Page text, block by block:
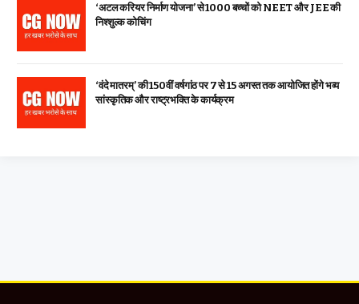
‘अटल करियर निर्माण योजना’ से 1000 बच्चों को NEET और JEE की
निश्शुल्क कोचिंग
‘वंदे मातरम्’ की 150वीं वर्षगांठ पर 7 से 15 अगस्त तक आयोजित होंगे भव्य
सांस्कृतिक और राष्ट्रभक्ति के कार्यक्रम